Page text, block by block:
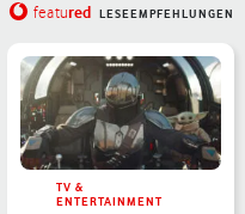
featured LESEEMPFEHLUNGEN
TV &
ENTERTAINMENT